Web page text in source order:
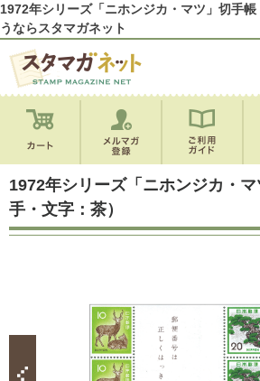
1972年シリーズ「ニホンジカ・マツ」切手
うならスタマガネット
1972年シリーズ「ニホンジカ・
手・文字：茶）